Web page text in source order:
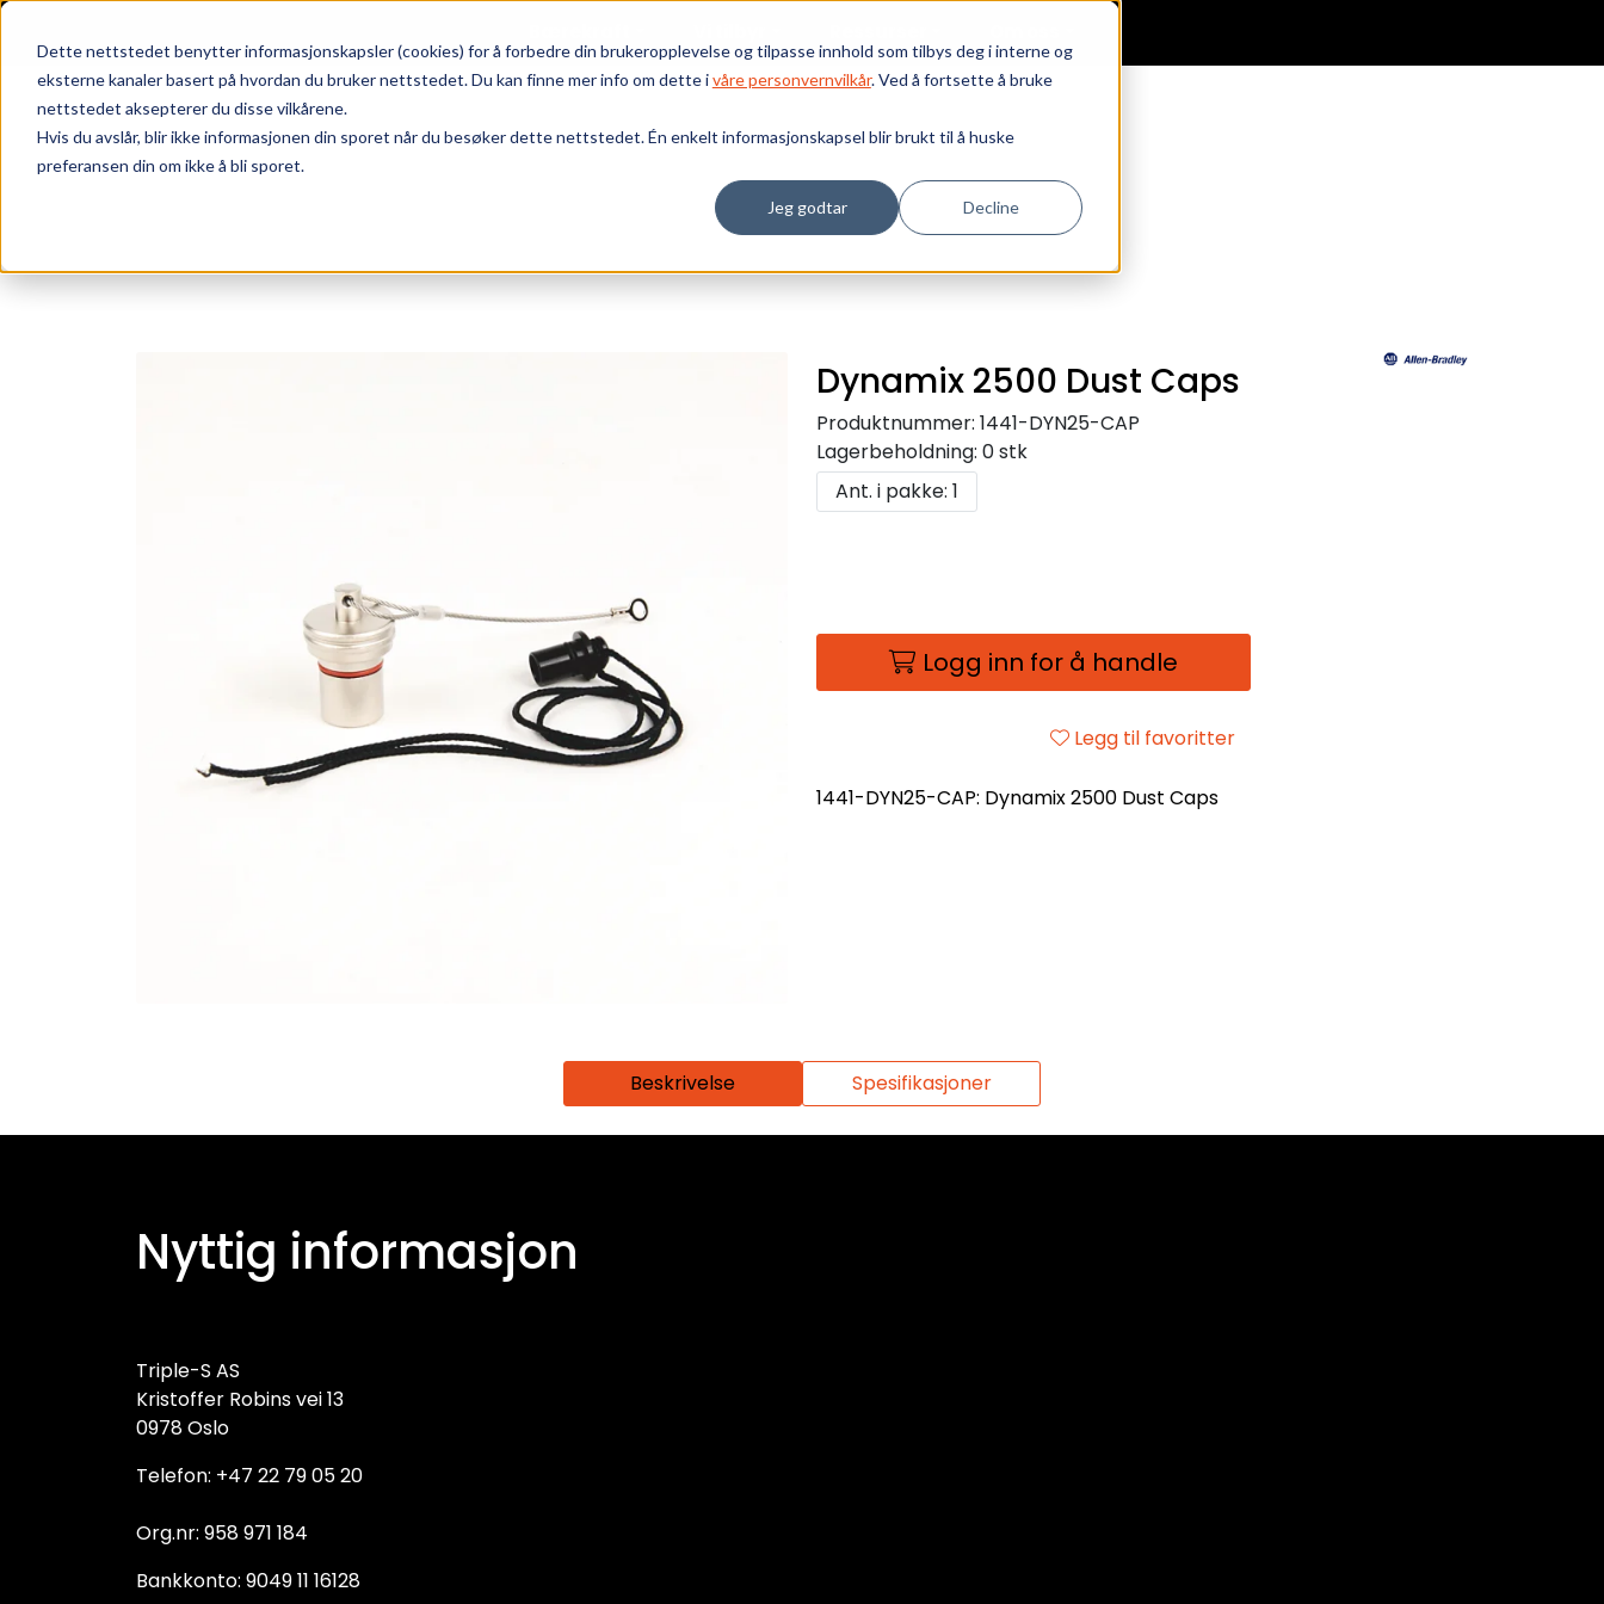
Dette nettstedet benytter informasjonskapsler (cookies) for å forbedre din brukeropplevelse og tilpasse innhold som tilbys deg i interne og
eksterne kanaler basert på hvordan du bruker nettstedet. Du kan finne mer info om dette ivåre personvernvilkår. Ved å fortsette å bruke
nettstedet aksepterer du disse vilkårene.
Hvis du avslår, blir ikke informasjonen din sporet når du besøker dette nettstedet. Én enkelt informasjonskapsel blir brukt til å huske
preferansen din om ikke å bli sporet.
Jeg godtar Decline
Skip to main content
Dynamix 2500 Dust Caps
Produktnummer: 1441-DYN25-CAP
Lagerbeholdning: 0 stk
Ant. i pakke: 1
Logg inn for å handle
Legg til favoritter
1441-DYN25-CAP: Dynamix 2500 Dust Caps
Beskrivelse Spesifikasjoner
Nyttig informasjon
Triple-S AS
Kristoffer Robins vei 13
0978 Oslo
Telefon: +47 22 79 05 20
Org.nr: 958 971 184
Bankkonto: 9049 11 16128